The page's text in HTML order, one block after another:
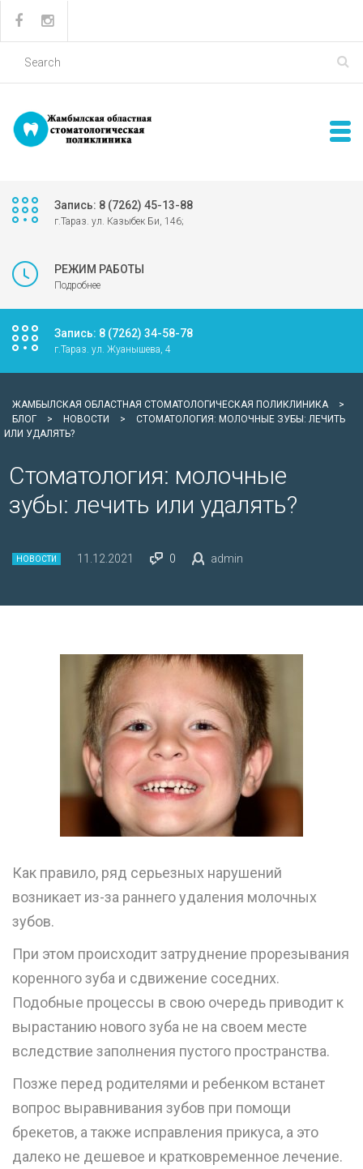
Запись: 8 (7262) 45-13-88
г.Тараз. ул. Казыбек Би, 146;
РЕЖИМ РАБОТЫ
Подробнее
Запись: 8 (7262) 34-58-78
г.Тараз. ул. Жуанышева, 4
ЖАМБЫЛСКАЯ ОБЛАСТНАЯ СТОМАТОЛОГИЧЕСКАЯ ПОЛИКЛИНИКА
>
БЛОГ
> НОВОСТИ >
СТОМАТОЛОГИЯ: МОЛОЧНЫЕ ЗУБЫ: ЛЕЧИТЬ
ИЛИ УДАЛЯТЬ?
Стоматология: молочные
зубы: лечить или удалять?
НОВОСТИ 11.12.2021 0 admin
Как правило, ряд серьезных нарушений
возникает из-за раннего удаления молочных
зубов.
При этом происходит затруднение прорезывания
коренного зуба и сдвижение соседних.
Подобные процессы в свою очередь приводит к
вырастанию нового зуба не на своем месте
вследствие заполнения пустого пространства.
Позже перед родителями и ребенком встанет
вопрос выравнивания зубов при помощи
брекетов, а также исправления прикуса, а это
далеко не дешевое и кратковременное лечение.